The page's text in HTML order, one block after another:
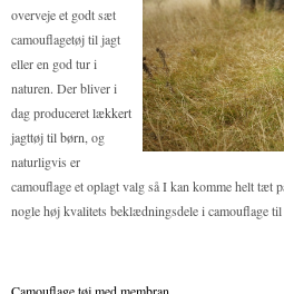
overveje et godt sæt
camouflagetøj til jagt
eller en god tur i
naturen. Der bliver i
dag produceretlækkert
jagttøj til børn, og
naturligvis er
camouflage et oplagt valg så I kan komme helt tæt
nogle høj kvalitets beklædningsdele i camouflage